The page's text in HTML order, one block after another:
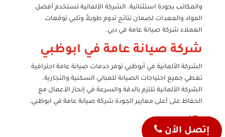
والمكاتب بجودة استثنائية. الشركة الألمانية تستخدم أفضل
المواد والمعدات لضمان نتائج تدوم طويلاً وتلبي توقعات
العملاء شركة صيانة عامة في دبي.
شركة صيانة عامة في ابوظبي
الشركة الألمانية في أبوظبي توفر خدمات صيانة عامة احترافية
تغطي جميع احتياجات الصيانة للمباني السكنية والتجارية.
الشركة الألمانية تلتزم بالدقة والسرعة في إنجاز الأعمال مع
الحفاظ على أعلى معايير الجودة شركة صيانة عامة في ابوظبي.

إتصل الأن